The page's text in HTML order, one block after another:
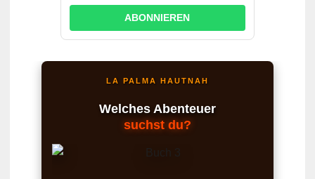
ABONNIEREN
LA PALMA HAUTNAH
Welches Abenteuer
suchst du?